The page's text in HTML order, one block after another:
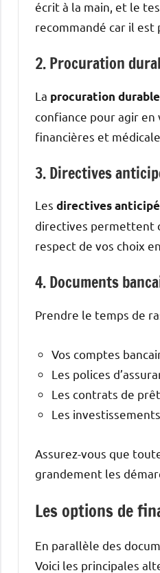
écrit à la main, et le
recommandé car il
2. Procuration
La procuration durable
confiance pour agir en
financières et
3. Directives
Les directives
directives permettent
respect de vos choix
4. Documents
Prendre le temps de
Vos comptes
Les polices
Les contrats de
Les investissements
Assurez-vous que
grandement les
Les options de
En parallèle des
Voici les principales